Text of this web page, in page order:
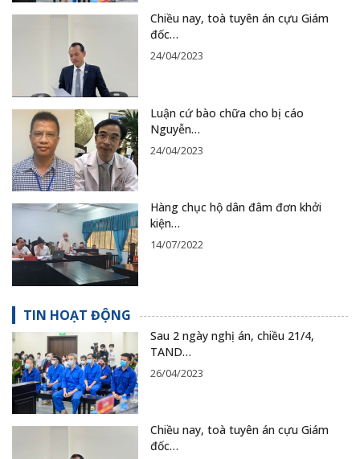
Chiều nay, toà tuyên án cựu Giám
đốc…
24/04/2023
Luận cứ bào chữa cho bị cáo
Nguyễn…
24/04/2023
Hàng chục hộ dân đâm đơn khởi
kiện…
14/07/2022
TIN HOẠT ĐỘNG
Sau 2 ngày nghị án, chiều 21/4,
TAND…
26/04/2023
Chiều nay, toà tuyên án cựu Giám
đốc…